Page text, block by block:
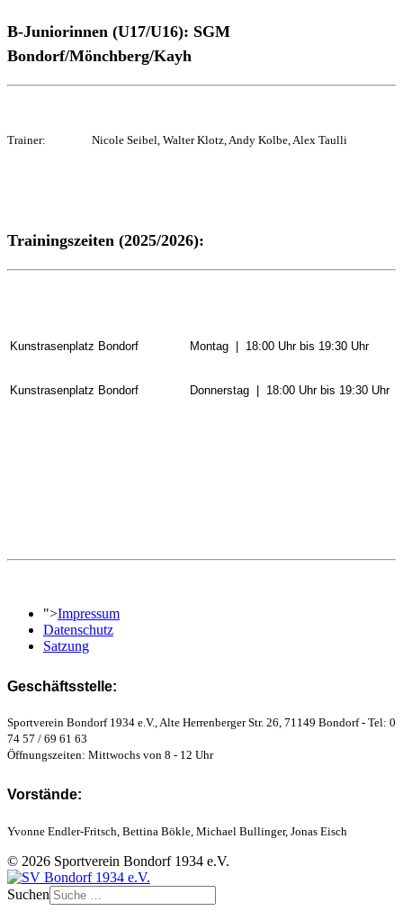
B-Juniorinnen (U17/U16): SGM
Bondorf/Mönchberg/Kayh
Trainer: Nicole Seibel, Walter Klotz, Andy Kolbe, Alex Taulli
Trainingszeiten (2025/2026):
Kunstrasenplatz Bondorf Montag | 18:00 Uhr bis 19:30 Uhr
Kunstrasenplatz Bondorf Donnerstag | 18:00 Uhr bis 19:30 Uhr
">Impressum
Datenschutz
Satzung
Geschäftsstelle:
Sportverein Bondorf 1934 e.V., Alte Herrenberger Str. 26, 71149 Bondorf - Tel: 0
74 57 / 69 61 63
Öffnungszeiten: Mittwochs von 8 - 12 Uhr
Vorstände:
Yvonne Endler-Fritsch, Bettina Bökle, Michael Bullinger, Jonas Eisch
© 2026 Sportverein Bondorf 1934 e.V.
Suchen